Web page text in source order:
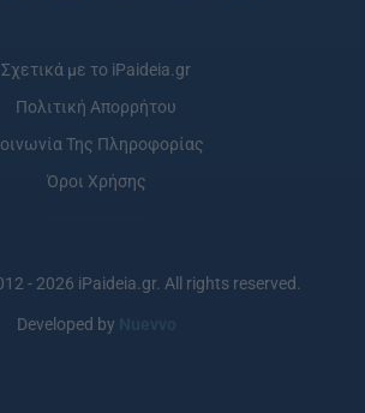
Σχετικά με το iPaideia.gr
Πολιτική Απορρήτου
Της Πληροφορίας
Όροι Χρήσης
- 2026 iPaideia.gr. All rights reserved.
Developed by